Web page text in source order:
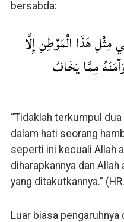
bersabda:
هَذَا الْمَوْطِنِ إِلَّا
مِمَّا يَخَافُ
“Tidaklah terkumpul
dalam hati seorang
seperti ini kecuali Allah
diharapkannya dan
yang ditakutkannya.”
Luar biasa pengaruhnya